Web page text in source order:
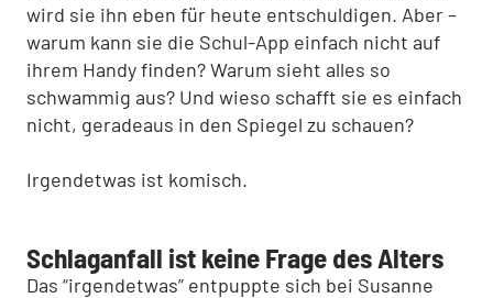
wird sie ihn eben für heute entschuldigen. Aber –
warum kann sie die Schul-App einfach nicht auf
ihrem Handy finden? Warum sieht alles so
schwammig aus? Und wieso schafft sie es einfach
nicht, geradeaus in den Spiegel zu schauen?
Irgendetwas ist komisch.
Schlaganfall ist keine Frage des Alters
Das “irgendetwas” entpuppte sich bei Susanne